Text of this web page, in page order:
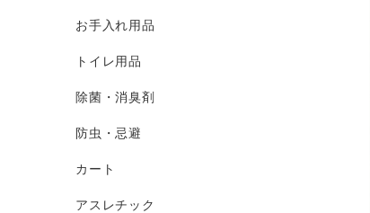
お手入れ用品
トイレ用品
除菌・消臭剤
防虫・忌避
カート
アスレチック